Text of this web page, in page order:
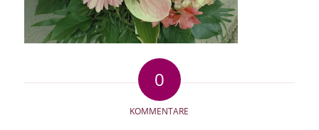
0
KOMMENTARE